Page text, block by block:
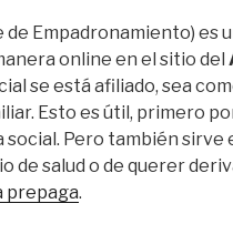
de Empadronamiento) es
online en el sitio del
se está afiliado, sea
Esto es útil, primero
Pero también sirve
de salud o de querer
prepaga.